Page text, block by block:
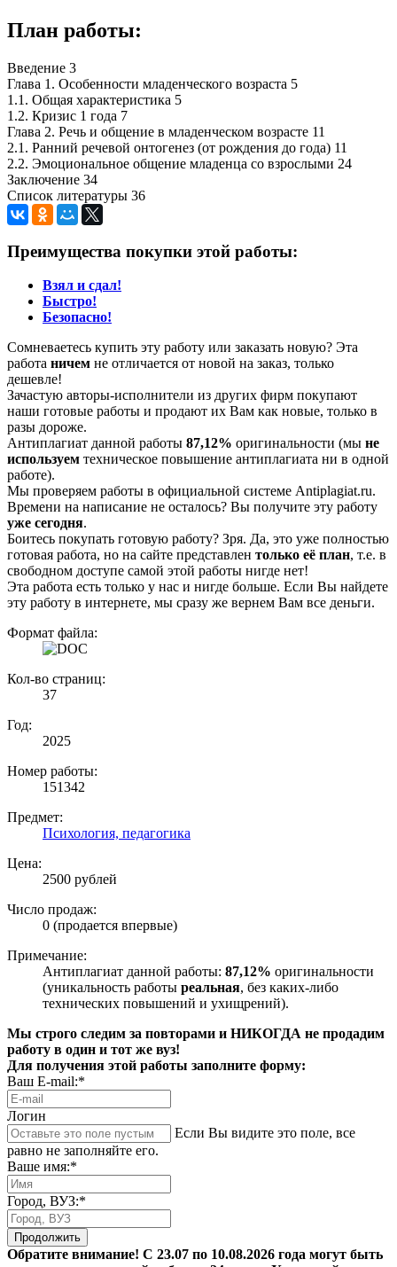
План работы:
Введение 3
Глава 1. Особенности младенческого возраста 5
1.1. Общая характеристика 5
1.2. Кризис 1 года 7
Глава 2. Речь и общение в младенческом возрасте 11
2.1. Ранний речевой онтогенез (от рождения до года) 11
2.2. Эмоциональное общение младенца со взрослыми 24
Заключение 34
Список литературы 36
Преимущества покупки этой работы:
Взял и сдал!
Быстро!
Безопасно!
Сомневаетесь купить эту работу или заказать новую? Эта
работа ничем не отличается от новой на заказ, только
дешевле!
Зачастую авторы-исполнители из других фирм покупают
наши готовые работы и продают их Вам как новые, только в
разы дороже.
Антиплагиат данной работы 87,12% оригинальности (мы не
используем техническое повышение антиплагиата ни в одной
работе).
Мы проверяем работы в официальной системе Аntiplagiat.ru.
Времени на написание не осталось? Вы получите эту работу
уже сегодня.
Боитесь покупать готовую работу? Зря. Да, это уже полностью
готовая работа, но на сайте представлен только её план, т.е. в
свободном доступе самой этой работы нигде нет!
Эта работа есть только у нас и нигде больше. Если Вы найдете
эту работу в интернете, мы сразу же вернем Вам все деньги.
Формат файла:
Кол-во страниц:
37
Год:
2025
Номер работы:
151342
Предмет:
Психология, педагогика
Цена:
2500 рублей
Число продаж:
0 (продается впервые)
Примечание:
Антиплагиат данной работы: 87,12% оригинальности
(уникальность работы реальная, без каких-либо
технических повышений и ухищрений).
Мы строго следим за повторами и НИКОГДА не продадим
работу в один и тот же вуз!
Для получения этой работы заполните форму:
Ваш E-mail:*
Логин
Если Вы видите это поле, все
равно не заполняйте его.
Ваше имя:*
Город, ВУЗ:*
Продолжить
Обратите внимание! С 23.07 по 10.08.2026 года могут быть